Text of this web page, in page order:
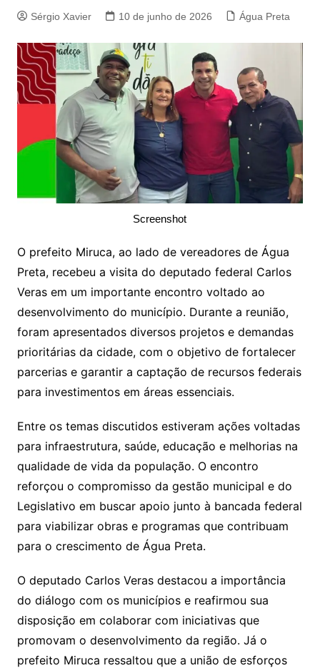
Sérgio Xavier 10 de junho de 2026 Água Preta
Screenshot
O prefeito Miruca, ao lado de vereadores de Água
Preta, recebeu a visita do deputado federal Carlos
Veras em um importante encontro voltado ao
desenvolvimento do município. Durante a reunião,
foram apresentados diversos projetos e demandas
prioritárias da cidade, com o objetivo de fortalecer
parcerias e garantir a captação de recursos federais
para investimentos em áreas essenciais.
Entre os temas discutidos estiveram ações voltadas
para infraestrutura, saúde, educação e melhorias na
qualidade de vida da população. O encontro
reforçou o compromisso da gestão municipal e do
Legislativo em buscar apoio junto à bancada federal
para viabilizar obras e programas que contribuam
para o crescimento de Água Preta.
O deputado Carlos Veras destacou a importância
do diálogo com os municípios e reafirmou sua
disposição em colaborar com iniciativas que
promovam o desenvolvimento da região. Já o
prefeito Miruca ressaltou que a união de esforços